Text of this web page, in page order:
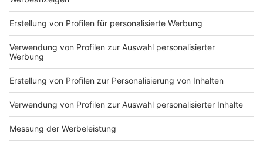
Markiere sie hierfür mit einem
Impressum Newsletter